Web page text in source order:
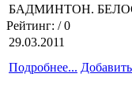
БАДМИНТОН.
Рейтинг: / 0
29.03.2011
Подробнее...